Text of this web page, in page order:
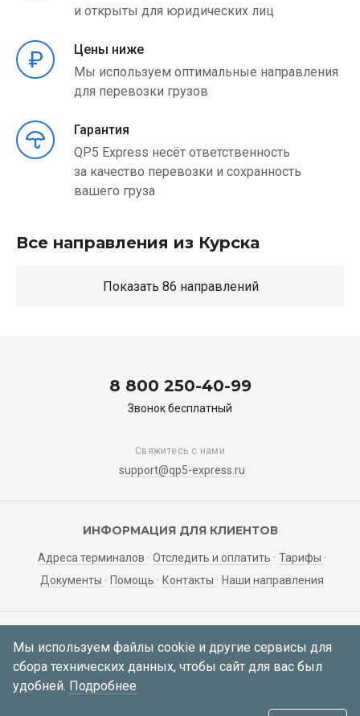
и открыты для юридических лиц
Цены ниже
Мы используем оптимальные направления
для перевозки грузов
Гарантия
QP5 Express несёт ответственность
за качество перевозки и сохранность
вашего груза
Все направления из Курска
Показать 86 направлений
8 800 250-40-99
Звонок бесплатный
Свяжитесь с нами
support@qp5-express.ru
ИНФОРМАЦИЯ ДЛЯ КЛИЕНТОВ
Адреса терминалов Отследить и оплатить
Тарифы
Документы
Помощь Контакты Наши направления
ЛИЧНЫЙ КАБИНЕТ
Мои заявки Регистрация Вход
Мы используем файлы cookie и другие сервисы для
сбора технических данных, чтобы сайт для вас был
удобней. Подробнее